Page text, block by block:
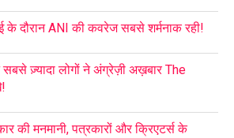
के दौरान ANI की कवरेज सबसे शर्मनाक रही!
ज़्यादा लोगों ने अंग्रेज़ी अख़बार The
की मनमानी, पत्रकारों और क्रिएटर्स के